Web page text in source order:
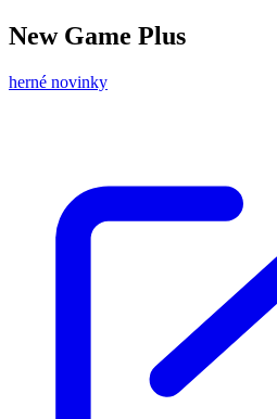
New Game Plus
herné novinky